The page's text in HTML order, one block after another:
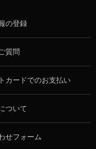
の登録
質問
カードでのお支払い
ついて
せフォーム